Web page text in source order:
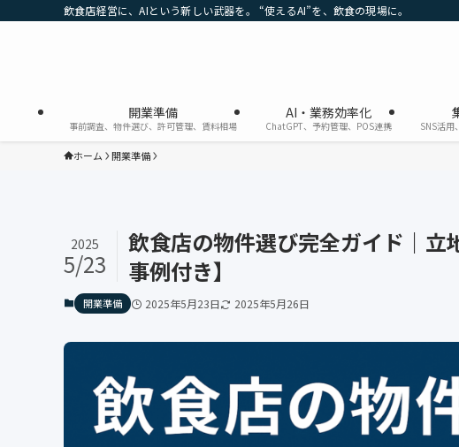
飲食店経営に、AIという新しい武器を。 “使えるAI”を、飲食の現場に。
開業準備
事前調査、物件選び、許可管理、賃料相場
AI・業務効率化
ChatGPT、予約管理、POS連携 SNS活用
ホーム 開業準備
飲食店の物件選び完全ガイド｜
事例付き】
2025
5/23
開業準備 2025年5月23日 2025年5月26日